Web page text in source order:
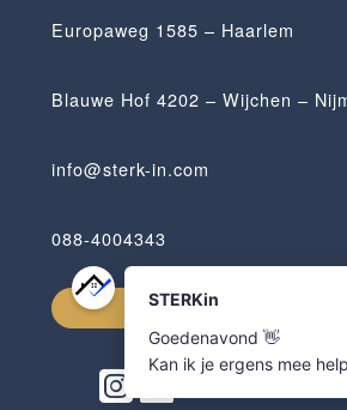
Europaweg 1585 – Haarlem
Blauwe Hof 4202 – Wijchen –
info@sterk-in.com
088-4004343
Afspraak maken